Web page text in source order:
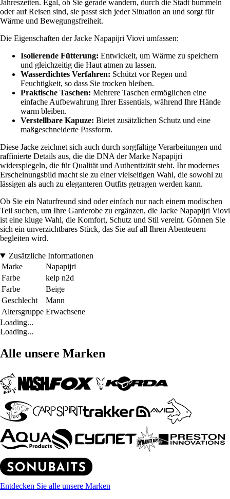
Jahreszeiten. Egal, ob Sie gerade wandern, durch die Stadt bummeln
oder auf Reisen sind, sie passt sich jeder Situation an und sorgt für
Wärme und Bewegungsfreiheit.
Die Eigenschaften der Jacke Napapijri Viovi umfassen:
Isolierende Fütterung: Entwickelt, um Wärme zu speichern
und gleichzeitig die Haut atmen zu lassen.
Wasserdichtes Verfahren: Schützt vor Regen und
Feuchtigkeit, so dass Sie trocken bleiben.
Praktische Taschen: Mehrere Taschen ermöglichen eine
einfache Aufbewahrung Ihrer Essentials, während Ihre Hände
warm bleiben.
Verstellbare Kapuze: Bietet zusätzlichen Schutz und eine
maßgeschneiderte Passform.
Diese Jacke zeichnet sich auch durch sorgfältige Verarbeitungen und
raffinierte Details aus, die die DNA der Marke Napapijri
widerspiegeln, die für Qualität und Authentizität steht. Ihr modernes
Erscheinungsbild macht sie zu einer vielseitigen Wahl, die sowohl zu
lässigen als auch zu eleganteren Outfits getragen werden kann.
Ob Sie ein Naturfreund sind oder einfach nur nach einem modischen
Teil suchen, um Ihre Garderobe zu ergänzen, die Jacke Napapijri Viovi
ist eine kluge Wahl, die Komfort, Schutz und Stil vereint. Gönnen Sie
sich ein unverzichtbares Stück, das Sie auf all Ihren Abenteuern
begleiten wird.
Zusätzliche Informationen
Marke
Napapijri
Farbe
kelp n2d
Farbe
Beige
Geschlecht
Mann
Altersgruppe Erwachsene
Loading...
Loading...
Alle unsere Marken
Entdecken Sie alle unsere Marken